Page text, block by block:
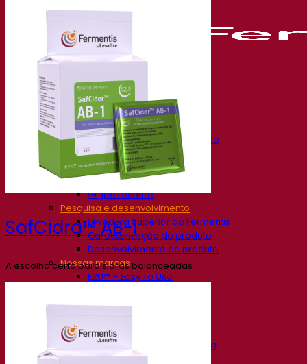
Nossa empresa
Sobre nós
Especialista em fermentação
O Campus Fermentis
Uma equipe apaixonada
Apoiando a criatividade
Grupo Lesaffre
Pesquisa e desenvolvimento
Levedura Superior da Fermentis
Caracterização do produto
Desenvolvimento de produto
Nossas marcas
E2U™ – Easy To Use
All In 1™
Outros serviços
Fabricação sob encomenda
Degustações de bebidas
SafCidra™ AB-1
A escolha certa para sidras balanceadas